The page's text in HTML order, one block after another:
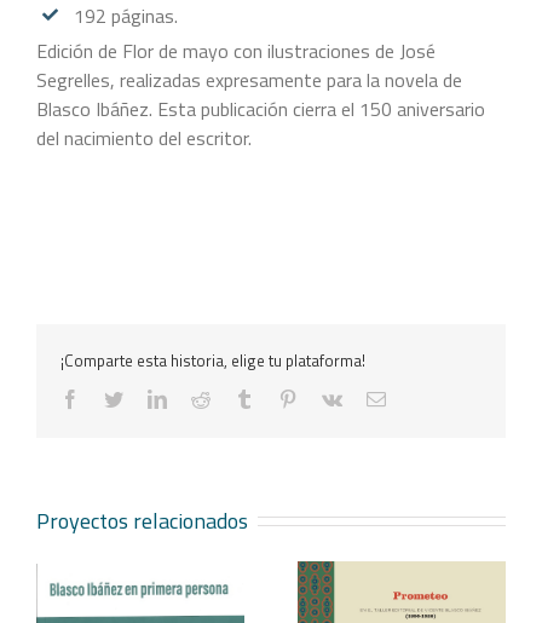
192 páginas.
Edición de Flor de mayo con ilustraciones de José
Segrelles, realizadas expresamente para la novela de
Blasco Ibáñez. Esta publicación cierra el 150 aniversario
del nacimiento del escritor.
¡Comparte esta historia, elige tu plataforma!
facebooktwitterlinkedinreddit tumblr pinterest
vk
Correo
Proyectos relacionados